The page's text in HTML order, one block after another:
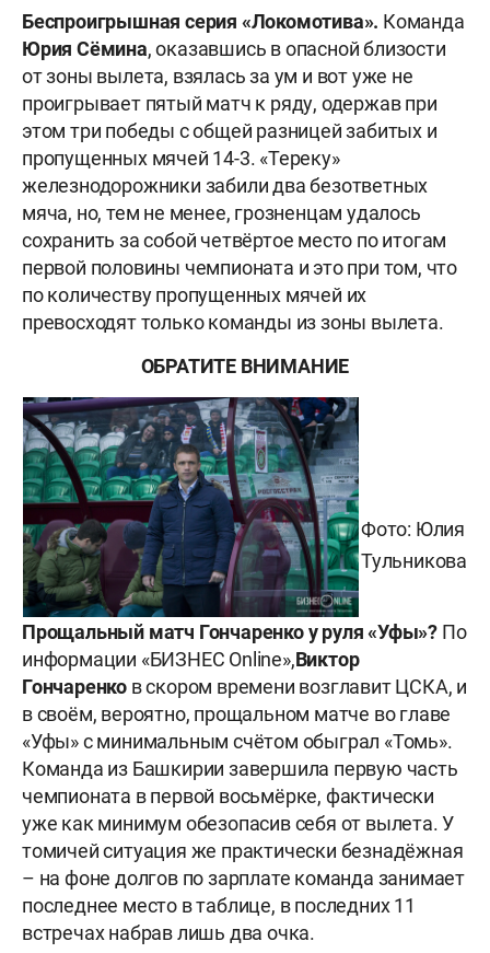
Беспроигрышная серия «Локомотива». Команда
Юрия Сёмина, оказавшись в опасной близости
от зоны вылета, взялась за ум и вот уже не
проигрывает пятый матч к ряду, одержав при
этом три победы с общей разницей забитых и
пропущенных мячей 14-3. «Тереку»
железнодорожники забили два безответных
мяча, но, тем не менее, грозненцам удалось
сохранить за собой четвёртое место по итогам
первой половины чемпионата и это при том, что
по количеству пропущенных мячей их
превосходят только команды из зоны вылета.
ОБРАТИТЕ ВНИМАНИЕ
Фото: Юлия
Тульникова
Прощальный матч Гончаренко у руля «Уфы»? По
информации «БИЗНЕС Online»,Виктор
Гончаренко в скором времени возглавит ЦСКА, и
в своём, вероятно, прощальном матче во главе
«Уфы» с минимальным счётом обыграл «Томь».
Команда из Башкирии завершила первую часть
чемпионата в первой восьмёрке, фактически
уже как минимум обезопасив себя от вылета. У
томичей ситуация же практически безнадёжная
– на фоне долгов по зарплате команда занимает
последнее место в таблице, в последних 11
встречах набрав лишь два очка.